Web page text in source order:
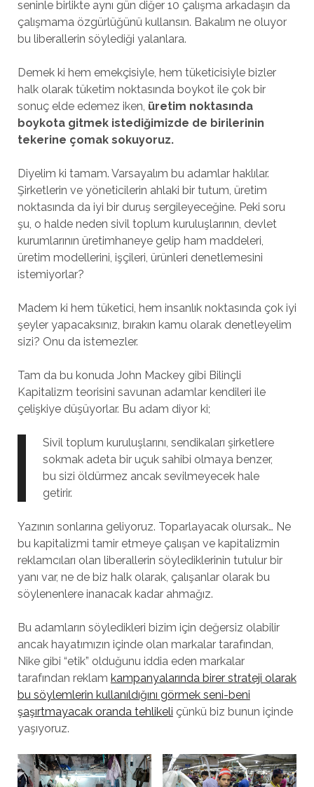
seninle birlikte aynı gün diğer 10 çalışma arkadaşın da
çalışmama özgürlüğünü kullansın. Bakalım ne oluyor
bu liberallerin söylediği yalanlara.
Demek ki hem emekçisiyle, hem tüketicisiyle bizler
halk olarak tüketim noktasında boykot ile çok bir
sonuç elde edemez iken, üretim noktasında
boykota gitmek istediğimizde de birilerinin
tekerine çomak sokuyoruz.
Diyelim ki tamam. Varsayalım bu adamlar haklılar.
Şirketlerin ve yöneticilerin ahlaki bir tutum, üretim
noktasında da iyi bir duruş sergileyeceğine. Peki soru
şu, o halde neden sivil toplum kuruluşlarının, devlet
kurumlarının üretimhaneye gelip ham maddeleri,
üretim modellerini, işçileri, ürünleri denetlemesini
istemiyorlar?
Madem ki hem tüketici, hem insanlık noktasında çok iyi
şeyler yapacaksınız, bırakın kamu olarak denetleyelim
sizi? Onu da istemezler.
Tam da bu konuda John Mackey gibi Bilinçli
Kapitalizm teorisini savunan adamlar kendileri ile
çelişkiye düşüyorlar. Bu adam diyor ki;
Sivil toplum kuruluşlarını, sendikaları şirketlere
sokmak adeta bir uçuk sahibi olmaya benzer,
bu sizi öldürmez ancak sevilmeyecek hale
getirir.
Yazının sonlarına geliyoruz. Toparlayacak olursak… Ne
bu kapitalizmi tamir etmeye çalışan ve kapitalizmin
reklamcıları olan liberallerin söylediklerinin tutulur bir
yanı var, ne de biz halk olarak, çalışanlar olarak bu
söylenenlere inanacak kadar ahmağız.
Bu adamların söyledikleri bizim için değersiz olabilir
ancak hayatımızın içinde olan markalar tarafından,
Nike gibi “etik” olduğunu iddia eden markalar
tarafından reklam kampanyalarında birer strateji olarak
bu söylemlerin kullanıldığını görmek seni-beni
şaşırtmayacak oranda tehlikeli çünkü biz bunun içinde
yaşıyoruz.